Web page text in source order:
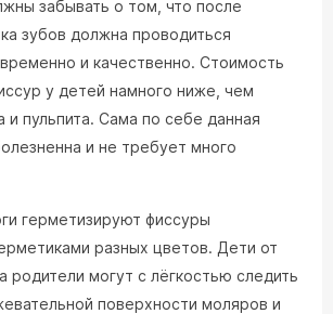
забывать о том, что после
зубов должна проводиться
и качественно. Стоимость
у детей намного ниже, чем
и пульпита. Сама по себе данная
и не требует много
герметизируют фиссуры
разных цветов. Дети от
родители могут с лёгкостью следить
поверхности моляров и